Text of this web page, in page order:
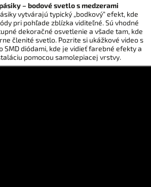
pásiky – bodové svetlo s medzerami
vytvárajú typický „bodkový“ efekt, kde
pri pohľade zblízka viditeľné. Sú vhodné
dekoračné osvetlenie a všade tam, kde
členité svetlo. Pozrite si ukážkové video s
SMD diódami, kde je vidieť farebné efekty a
pomocou samolepiacej vrstvy.